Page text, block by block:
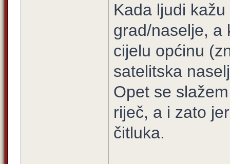
Kada ljudi
grad/naselje, a
cijelu općinu
satelitska
Opet se
riječ, a i zato
čitluka.